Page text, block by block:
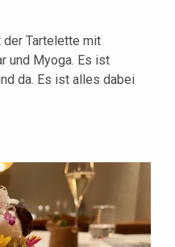
Tartelette mit
und Myoga. Es ist
da. Es ist alles dabei